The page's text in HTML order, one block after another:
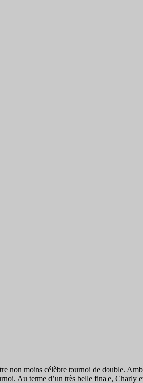
non moins célèbre tournoi de double.
Au terme d’un très belle finale, Charly